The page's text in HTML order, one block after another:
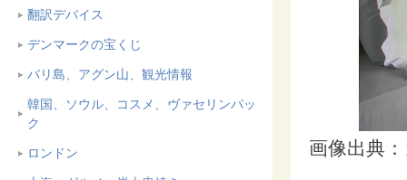
翻訳デバイス
デンマークの宝くじ
バリ島、アグン山、観光情報
韓国、ソウル、コスメ、ヴァセリンパッ
ク
ロンドン 画像出典：